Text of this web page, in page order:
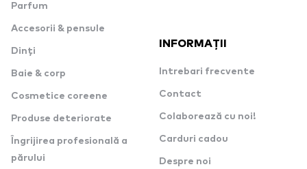
Parfum
Accesorii & pensule
Dinți
Baie & corp
Cosmetice coreene
Produse deteriorate
Îngrijirea profesională a
părului
INFORMAȚII
Intrebari frecvente
Contact
Colaborează cu noi!
Carduri cadou
Despre noi